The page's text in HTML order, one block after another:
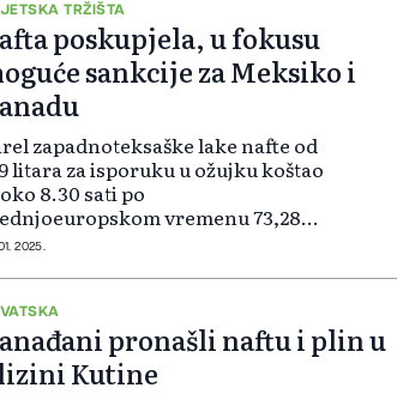
TRŽIŠTA
poskupjela, u fokusu
sankcije za Meksiko i
zapadnoteksaške lake nafte od
litara za isporuku u ožujku koštao
8.30 sati po
vremenu 73,28
što je 55 centi više u odnosu
nafta Brent
je za 38...
2025.
pronašli naftu i plin u
Kutine